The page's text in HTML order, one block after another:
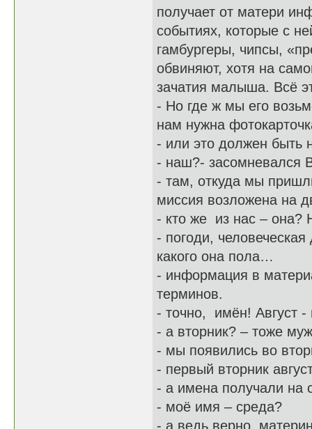
получает от матери
событиях, которые с
гамбургеры, чипсы,
обвиняют, хотя на
зачатия малыша. Всё
- Но где ж мы его
нам нужна
- или это должен быть
- наш?- засомневался
- там, откуда мы
миссия возложена на
- кто же из нас – она?
- погоди,
какого она пола…
- информация в
терминов.
- точно, имён! Август
- а вторник? – тоже
- мы появились во
- первый вторник
- а имена получали
- моё имя – среда?
- а ведь верно,